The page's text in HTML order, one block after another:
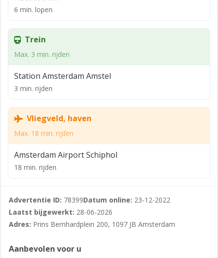
minuten.
Het gebouw is gelegen tegenover Station Amsterdam
Amstel. Vanaf dit station vertrekken treinen in diverse
tram en buslijnen.
VLOEROPPERVLAKTE
Totaal voor de verhuur is ca. 750 m² kantoorruimte
beschikbaar, verdeeld over verschillende verdiepingen
in units vanaf ca. 15 m².
PARKEREN
Er zijn diverse (betaalde) parkeervoorzieningen onder
HUURPRIJS
Op aanvraag.
In overleg.
6 min. lopen
Trein
Max. 3 min. rijden
Station Amsterdam Amstel
3 min. rijden
Vliegveld, haven
Max. 18 min. rijden
Amsterdam Airport Schiphol
18 min. rijden
Advertentie ID: 78399Datum online: 23-12-2022
Laatst bijgewerkt: 28-06-2026
Adres: Prins Bernhardplein 200, 1097 JB Amsterdam
Aanbevolen voor u